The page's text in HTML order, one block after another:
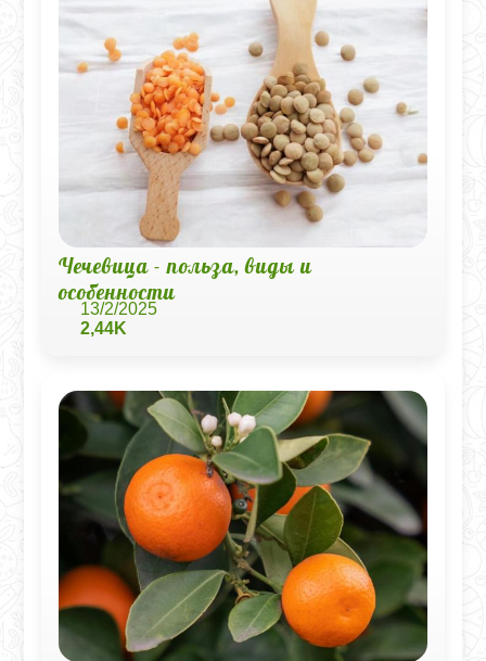
Чечевица - польза, виды и
особенности
13/2/2025
2,44K